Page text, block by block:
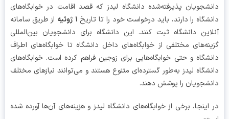
پذیرفته‌شده دانشگاه لیدز که قصد اقامت در خوابگاه‌های
را دارند، باید درخواست خود را تا تاریخ۱ژوئیه از طریق سامانه
دانشگاه ثبت کنند. این دانشگاه برای دانشجویان بین‌المللی
مختلفی از خوابگاه‌های داخل دانشگاه تا خوابگاه‌های اطراف
و حتی خوابگاه‌هایی برای زوجین فراهم کرده است. خوابگاه‌های
لیدز به‌طور گسترده‌ای متنوع هستند و می‌توانند نیازهای مختلف
را پوشش دهند.
برخی از خوابگاه‌های دانشگاه لیدز و هزینه‌های آن‌ها آورده شده